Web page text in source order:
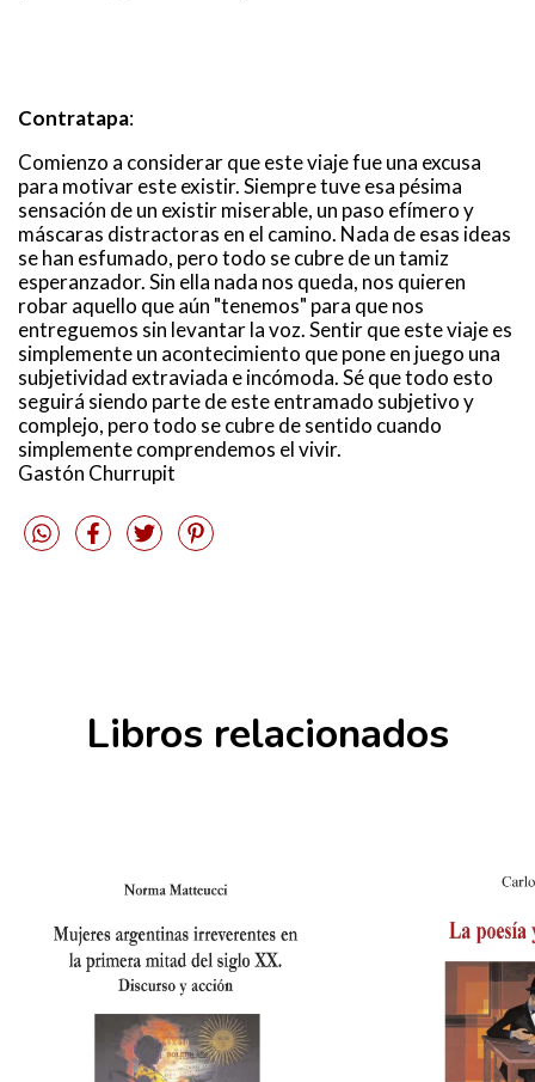
Contratapa:
Comienzo a considerar que este viaje fue una excusa
para motivar este existir. Siempre tuve esa pésima
sensación de un existir miserable, un paso efímero y
máscaras distractoras en el camino. Nada de esas ideas
se han esfumado, pero todo se cubre de un tamiz
esperanzador. Sin ella nada nos queda, nos quieren
robar aquello que aún "tenemos" para que nos
entreguemos sin levantar la voz. Sentir que este viaje es
simplemente un acontecimiento que pone en juego una
subjetividad extraviada e incómoda. Sé que todo esto
seguirá siendo parte de este entramado subjetivo y
complejo, pero todo se cubre de sentido cuando
simplemente comprendemos el vivir.
Gastón Churrupit
Libros relacionados